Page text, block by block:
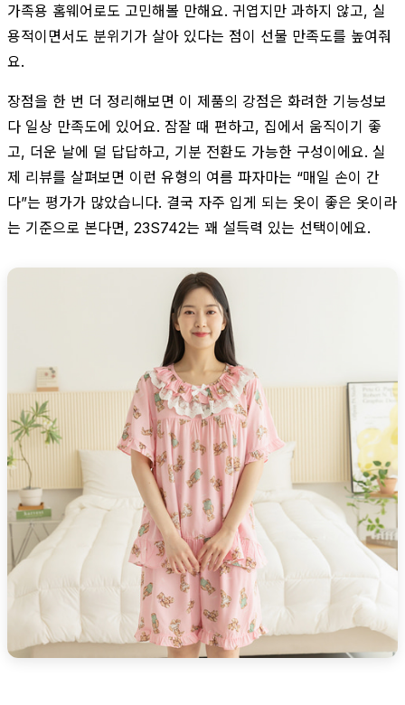
가족용 홈웨어로도 고민해볼 만해요. 귀엽지만 과하지 않고, 실
용적이면서도 분위기가 살아 있다는 점이 선물 만족도를 높여줘
요.
장점을 한 번 더 정리해보면 이 제품의 강점은 화려한 기능성보
다 일상 만족도에 있어요. 잠잘 때 편하고, 집에서 움직이기 좋
고, 더운 날에 덜 답답하고, 기분 전환도 가능한 구성이에요. 실
제 리뷰를 살펴보면 이런 유형의 여름 파자마는 “매일 손이 간
다”는 평가가 많았습니다. 결국 자주 입게 되는 옷이 좋은 옷이라
는 기준으로 본다면, 23S742는 꽤 설득력 있는 선택이에요.